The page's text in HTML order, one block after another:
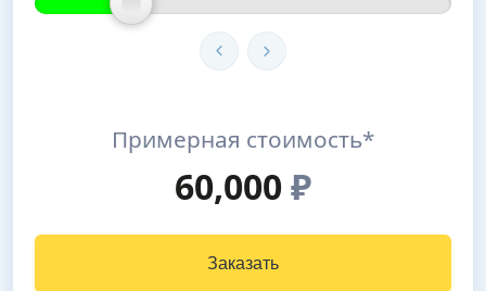
Примерная стоимость*
60,000₽
Заказать